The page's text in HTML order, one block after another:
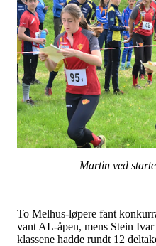
Martin ved
To Melhus-løpere fant
vant AL-åpen, mens Stein
klassene hadde rundt 12